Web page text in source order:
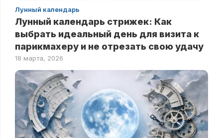
Лунный календарь
Лунный календарь стрижек: Как
выбрать идеальный день для визита к
парикмахеру и не отрезать свою удачу
18 марта, 2026